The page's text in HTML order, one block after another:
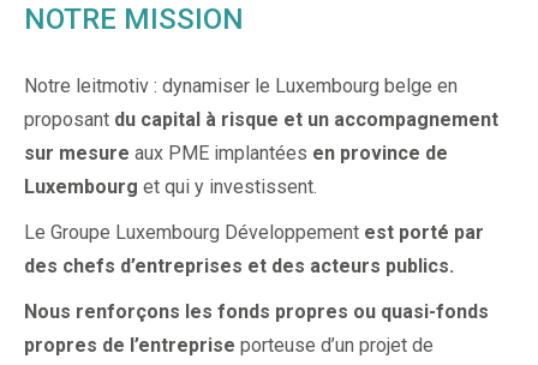
NOTRE MISSION
Notre leitmotiv : dynamiser le Luxembourg belge en
proposant du capital à risque et un accompagnement
sur mesure aux PME implantées en province de
Luxembourg et qui y investissent.
Le Groupe Luxembourg Développement est porté par
des chefs d’entreprises et des acteurs publics.
Nous renforçons les fonds propres ou quasi-fonds
propres de l’entreprise porteuse d’un projet de